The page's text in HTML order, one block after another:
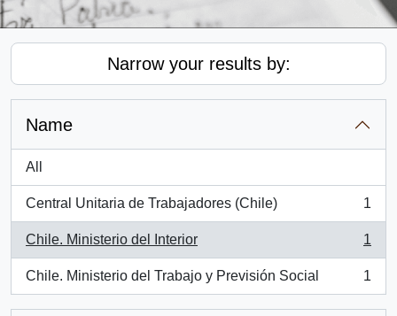
Narrow your results by:
Name
All
Central Unitaria de Trabajadores (Chile)
, 1 results
1
Chile. Ministerio del Interior
, 1 results
1
Chile. Ministerio del Trabajo y Previsión Social
, 1 results
1